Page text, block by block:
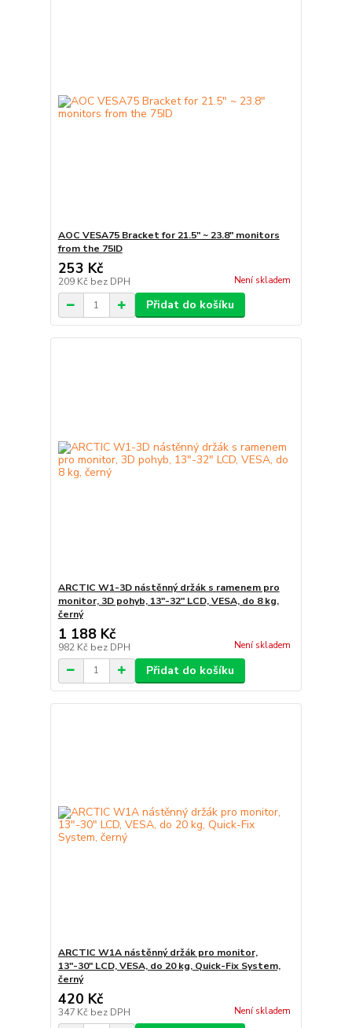
AOC VESA75 Bracket for 21.5" ~ 23.8" monitors
from the 75ID
253 Kč
209 Kč bez DPH Není skladem
Přidat do košíku
ARCTIC W1-3D nástěnný držák s ramenem pro
monitor, 3D pohyb, 13"-32" LCD, VESA, do 8 kg,
černý
1 188 Kč
982 Kč bez DPH Není skladem
Přidat do košíku
ARCTIC W1A nástěnný držák pro monitor,
13"-30" LCD, VESA, do 20 kg, Quick-Fix System,
černý
420 Kč
347 Kč bez DPH Není skladem